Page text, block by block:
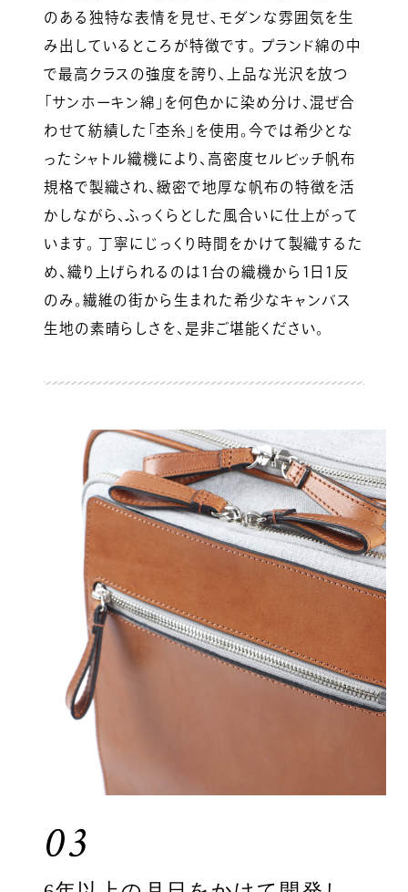
のある独特な表情を見せ、モダンな雰囲気を生
み出しているところが特徴です。 プランド綿の中
で最高クラスの強度を誇り、上品な光沢を放つ
「サンホーキン綿」を何色かに染め分け、混ぜ合
わせて紡績した「杢糸」を使用。今では希少とな
ったシャトル織機により、高密度セルビッチ帆布
規格で製織され、緻密で地厚な帆布の特徴を活
かしながら、ふっくらとした風合いに仕上がって
います。 丁寧にじっくり時間をかけて製織するた
め、織り上げられるのは1台の織機から1日1反
のみ。繊維の街から生まれた希少なキャンバス
生地の素晴らしさを、是非ご堪能ください。
03